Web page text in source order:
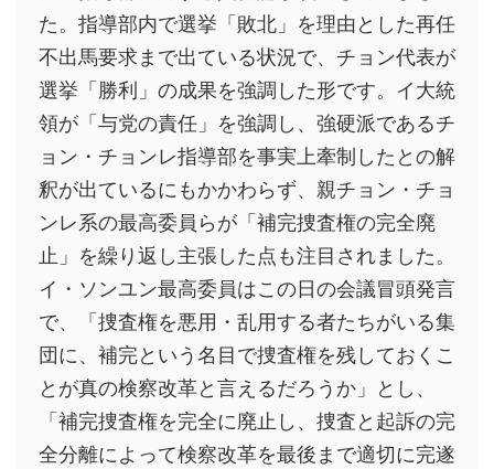
た。指導部内で選挙「敗北」を理由とした再任
不出馬要求まで出ている状況で、チョン代表が
選挙「勝利」の成果を強調した形です。イ大統
領が「与党の責任」を強調し、強硬派であるチ
ョン・チョンレ指導部を事実上牽制したとの解
釈が出ているにもかかわらず、親チョン・チョ
ンレ系の最高委員らが「補完捜査権の完全廃
止」を繰り返し主張した点も注目されました。
イ・ソンユン最高委員はこの日の会議冒頭発言
で、「捜査権を悪用・乱用する者たちがいる集
団に、補完という名目で捜査権を残しておくこ
とが真の検察改革と言えるだろうか」とし、
「補完捜査権を完全に廃止し、捜査と起訴の完
全分離によって検察改革を最後まで適切に完遂